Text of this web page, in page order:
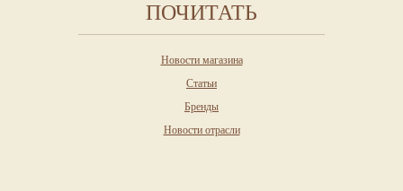
ПОЧИТАТЬ
Новости магазина
Статьи
Бренды
Новости отрасли